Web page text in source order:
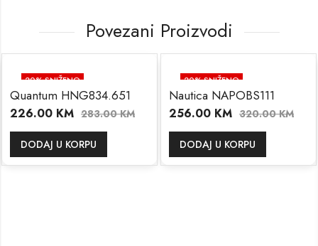
Povezani Proizvodi
20% SNIŽENO
Quantum HNG834.651
226.00 KM 283.00KM
DODAJ U KORPU
20% SNIŽENO
Nautica NAPOBS111
256.00 KM 320.00KM
DODAJ U KORPU